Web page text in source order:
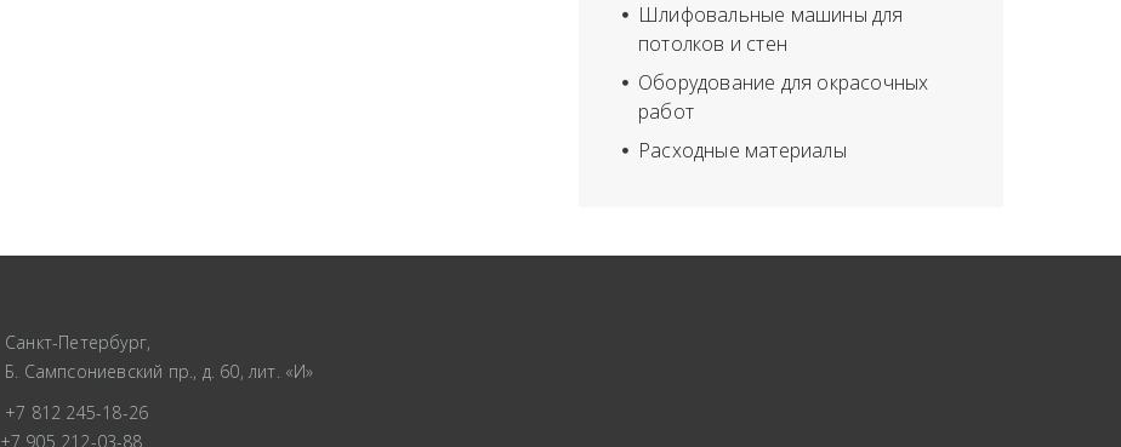
Шлифовальные машины для
потолков и стен
Оборудование для окрасочных
работ
Расходные материалы
Санкт-Петербург,
Б. Сампсониевский пр., д. 60, лит. «И»
+7 812 245-18-26
+7 905 212-03-88